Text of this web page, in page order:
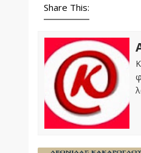
Share This: